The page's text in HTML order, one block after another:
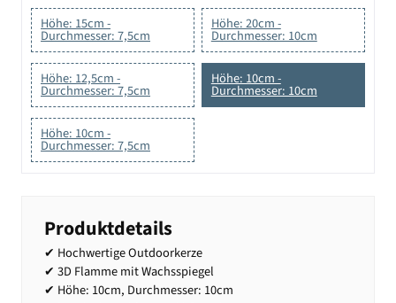
Höhe: 15cm -
Durchmesser: 7,5cm
Höhe: 20cm -
Durchmesser: 10cm
Höhe: 12,5cm -
Durchmesser: 7,5cm
Höhe: 10cm -
Durchmesser: 10cm
Höhe: 10cm -
Durchmesser: 7,5cm
Produktdetails
✔ Hochwertige Outdoorkerze
✔ 3D Flamme mit Wachsspiegel
✔ Höhe: 10cm, Durchmesser: 10cm